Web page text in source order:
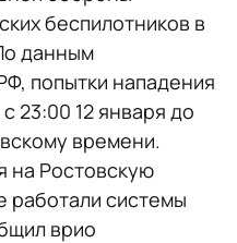
беспилотников в
данным
попытки нападения
23:00 12 января до
времени.
на Ростовскую
работали системы
врио